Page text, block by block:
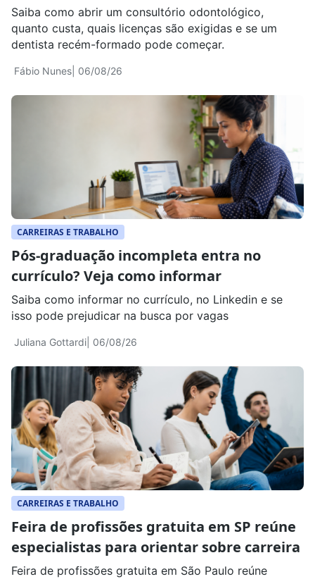
Fábio Nunes | 06/08/26
Saiba como abrir um consultório odontológico,
quanto custa, quais licenças são exigidas e se um
dentista recém-formado pode começar.
CARREIRAS E TRABALHO
Pós-graduação incompleta entra no
currículo? Veja como informar
Juliana Gottardi | 06/08/26
Saiba como informar no currículo, no Linkedin e se
isso pode prejudicar na busca por vagas
CARREIRAS E TRABALHO
Feira de profissões gratuita em SP reúne
especialistas para orientar sobre carreira
Feira de profissões gratuita em São Paulo reúne